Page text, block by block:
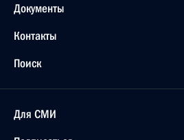
Документы
Контакты
Поиск
Для СМИ